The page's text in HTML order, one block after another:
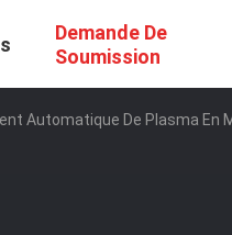
Demande De
Soumission
Automatique De Plasma En